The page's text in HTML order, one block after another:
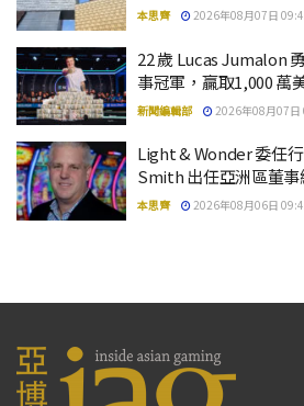
本思齊 2026年08月07日
22 歲 Lucas Jumalon
事冠軍，贏取1,000 萬
新聞編輯部 2026年08月07日
Light & Wonder 委任
Smith 出任亞洲區董事
本思齊 2026年08月06日